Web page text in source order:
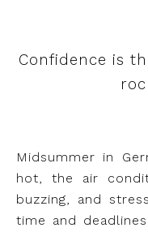
Confidence is
Midsummer in
hot, the air
buzzing, and
time and